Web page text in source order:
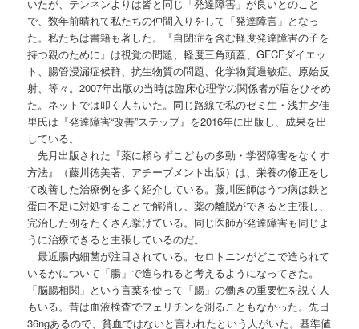
いたが、テンネンよりは皆と同じ「発達障害」が良いとのこと
で、数年前晴れて私たちの仲間入りをして「発達障害」となっ
た。私たちは書籍も著した。『自閉症を含む軽度発達障害の子を
持つ親のために』は視覚の問題、軽度三角頭蓋、GFCFダイエッ
ト、腸管浸漏症候群、抗生物質の問題、化学物質過敏症、原始反
射、等々。2007年出版の当時は臨床心理学の関係者が眉をひそめ
た。ネットでは叩く人もいた。同じ路線で私のゼミ生・浅井夕佳
里氏は『発達障害“改善”ステップ』を2016年に出版し、成果を出
している。
先月出版された『薬に頼らずこどもの多動・学習障害をなくす
方法』（藤川徳美著、アチーブメント出版）は、栄養の修正をし
て改善した治療例を多く紹介している。藤川医師はうつ病は鉄と
蛋白不足に対処することで解消し、薬の離脱ができると主張し、
完治した例をたくさん挙げている。同じ医師が発達障害も同じよ
うに治療できると主張しているのだ。
最近腸内細菌が注目されている。セロトニンがどこで造られて
いるかについて「腸」で造られると考えるようになってきた。
「脳腸相関」という言葉を使って「腸」の働きの重要性を説く人
もいる。昔は血液検査でフェリチンを測ることもなかった。先日
36ngあるので、貧血ではないと言われたという人がいた。基準値